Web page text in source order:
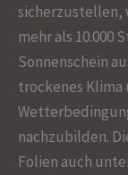
sicherzustellen,
mehr als 10.000
Sonnenschein
trockenes Klima
nachzubilden.
Folien auch